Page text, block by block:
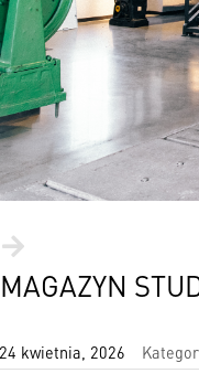
MAGAZYN
24 kwietnia, 2026